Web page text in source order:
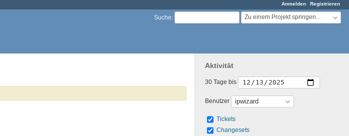
Anmelden Registrieren
Suche: Zu einem Projekt springen...
Aktivität
30 Tage bis
Benutzer
Tickets
Changesets